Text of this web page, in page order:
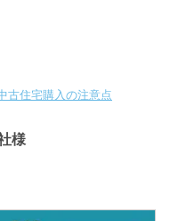
古住宅購入の注意点
様